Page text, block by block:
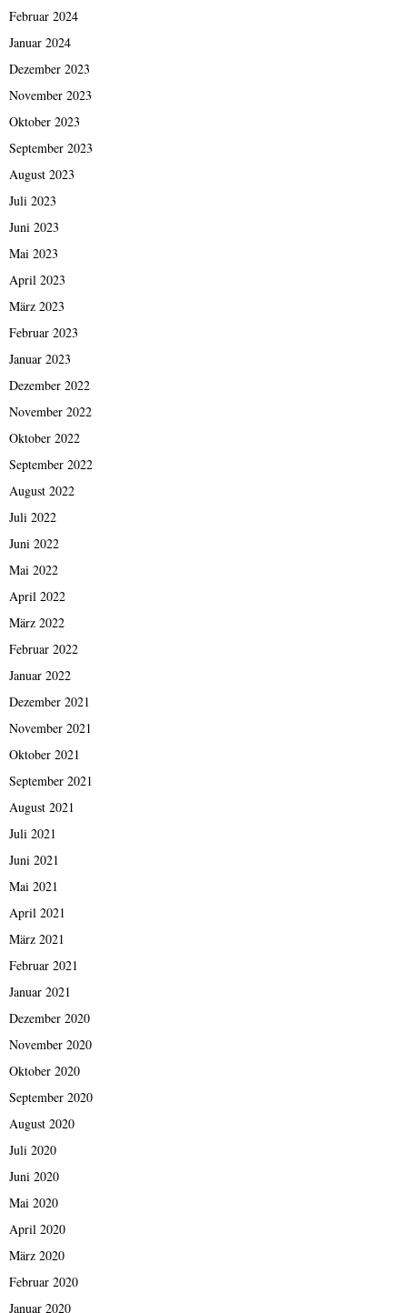
Februar 2024
Januar 2024
Dezember 2023
November 2023
Oktober 2023
September 2023
August 2023
Juli 2023
Juni 2023
Mai 2023
April 2023
März 2023
Februar 2023
Januar 2023
Dezember 2022
November 2022
Oktober 2022
September 2022
August 2022
Juli 2022
Juni 2022
Mai 2022
April 2022
März 2022
Februar 2022
Januar 2022
Dezember 2021
November 2021
Oktober 2021
September 2021
August 2021
Juli 2021
Juni 2021
Mai 2021
April 2021
März 2021
Februar 2021
Januar 2021
Dezember 2020
November 2020
Oktober 2020
September 2020
August 2020
Juli 2020
Juni 2020
Mai 2020
April 2020
März 2020
Februar 2020
Januar 2020